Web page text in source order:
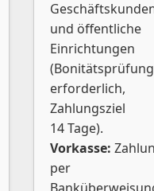
und öffentliche
Einrichtungen
(Bonitätsprüfung
erforderlich,
Zahlungsziel
14 Tage).
Vorkasse:
per